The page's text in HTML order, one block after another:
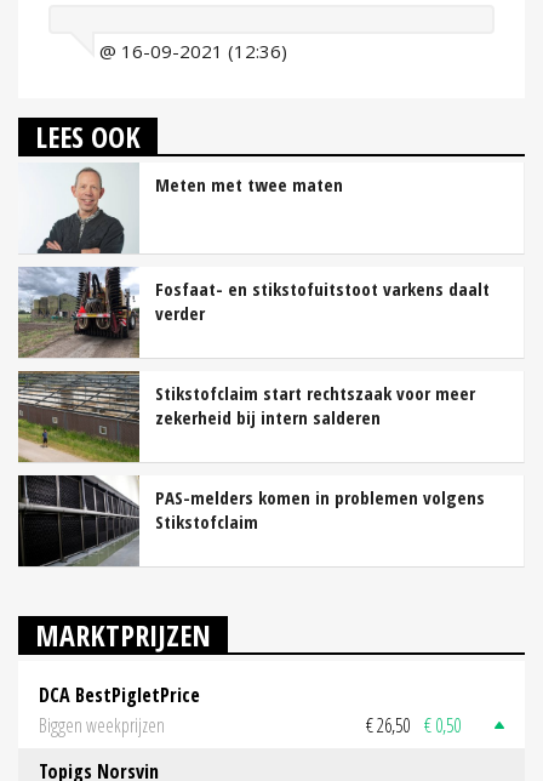
@ 16-09-2021 (12:36)
LEES OOK
Meten met twee maten
Fosfaat- en stikstofuitstoot varkens daalt
verder
Stikstofclaim start rechtszaak voor meer
zekerheid bij intern salderen
PAS-melders komen in problemen volgens
Stikstofclaim
MARKTPRIJZEN
DCA BestPigletPrice
Biggen weekprijzen
€ 26,50 € 0,50
Topigs Norsvin